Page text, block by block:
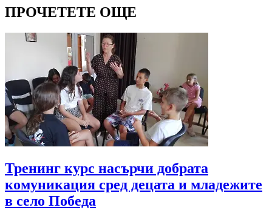
ПРОЧЕТЕТЕ ОЩЕ
Тренинг курс насърчи добрата
комуникация сред децата и младежите
в село Победа